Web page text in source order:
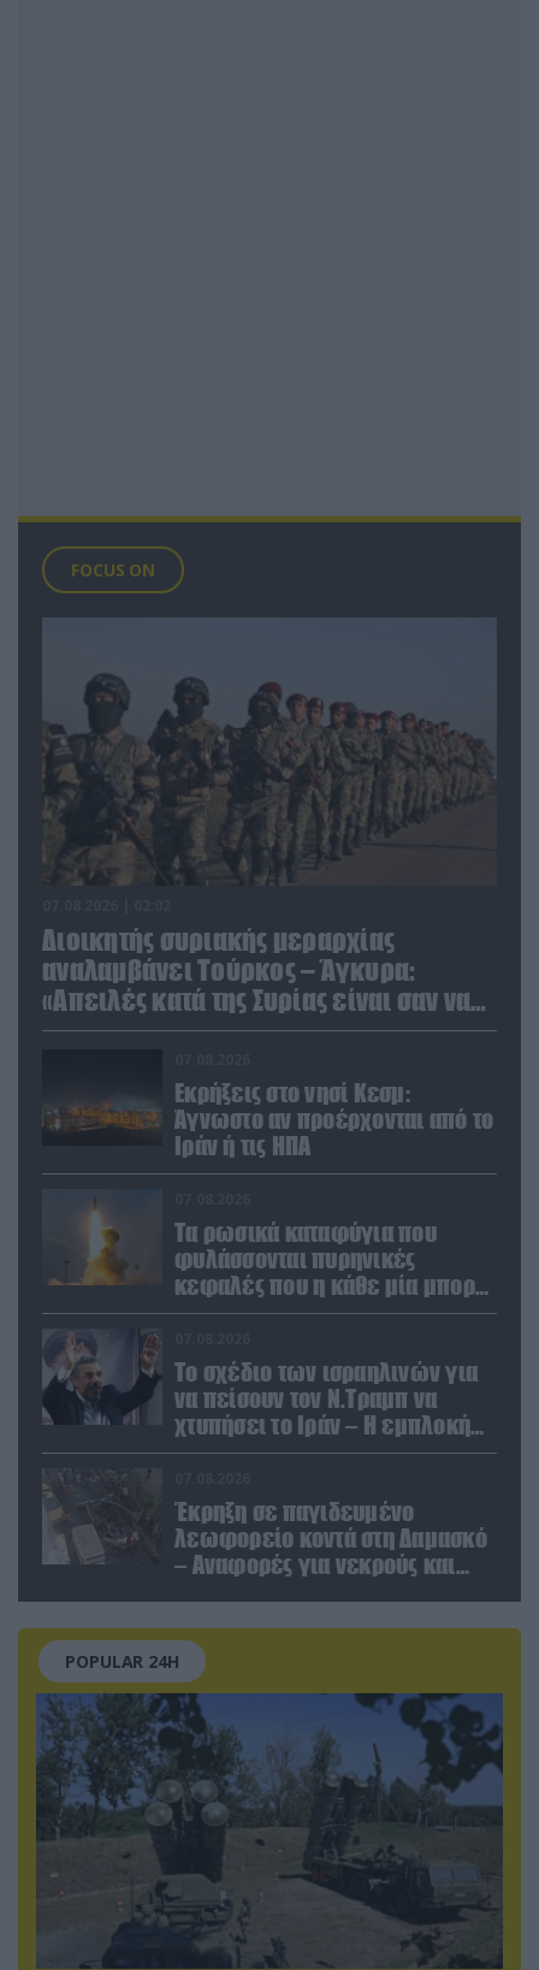
FOCUS ON
Διοικητής συριακής μεραρχίας
αναλαμβάνει Τούρκος – Άγκυρα:
«Απειλές κατά της Συρίας είναι σαν να
απειλούν εμάς»
Εκρήξεις στο νησί Κεσμ:
Άγνωστο αν προέρχονται από το
Ιράν ή τις ΗΠΑ
Τα ρωσικά καταφύγια που
φυλάσσονται πυρηνικές
κεφαλές που η κάθε μία μπορεί
να καταστρέψει «μία
Το σχέδιο των ισραηλινών για
να πείσουν τον Ν.Τραμπ να
χτυπήσει το Ιράν – Η εμπλοκή
του Μ.Αχμαντινετζάντ
Έκρηξη σε παγιδευμένο
λεωφορείο κοντά στη Δαμασκό
– Αναφορές για νεκρούς και
POPULAR 24H